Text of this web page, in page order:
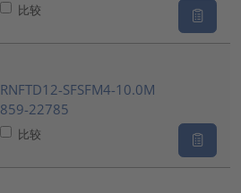
比较
RNFTD12-SFSFM4-10.0M
859-22785
比较